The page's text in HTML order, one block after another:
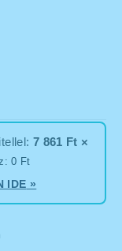
7 861 Ft ×
0 Ft
IDE »